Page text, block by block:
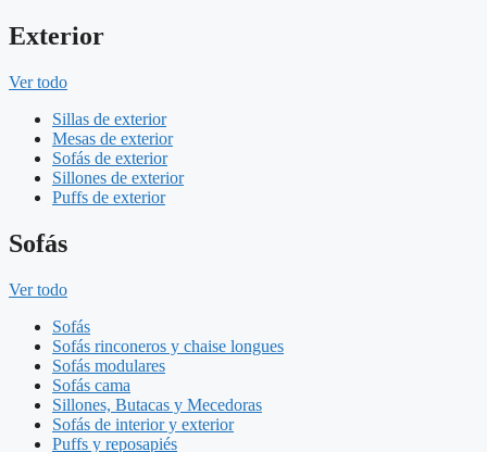
Exterior
Ver todo
Sillas de exterior
Mesas de exterior
Sofás de exterior
Sillones de exterior
Puffs de exterior
Sofás
Ver todo
Sofás
Sofás rinconeros y chaise longues
Sofás modulares
Sofás cama
Sillones, Butacas y Mecedoras
Sofás de interior y exterior
Puffs y reposapiés